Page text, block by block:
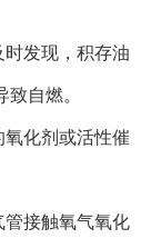
发现，积存油
自燃。
化剂或活性催
接触氧气氧化